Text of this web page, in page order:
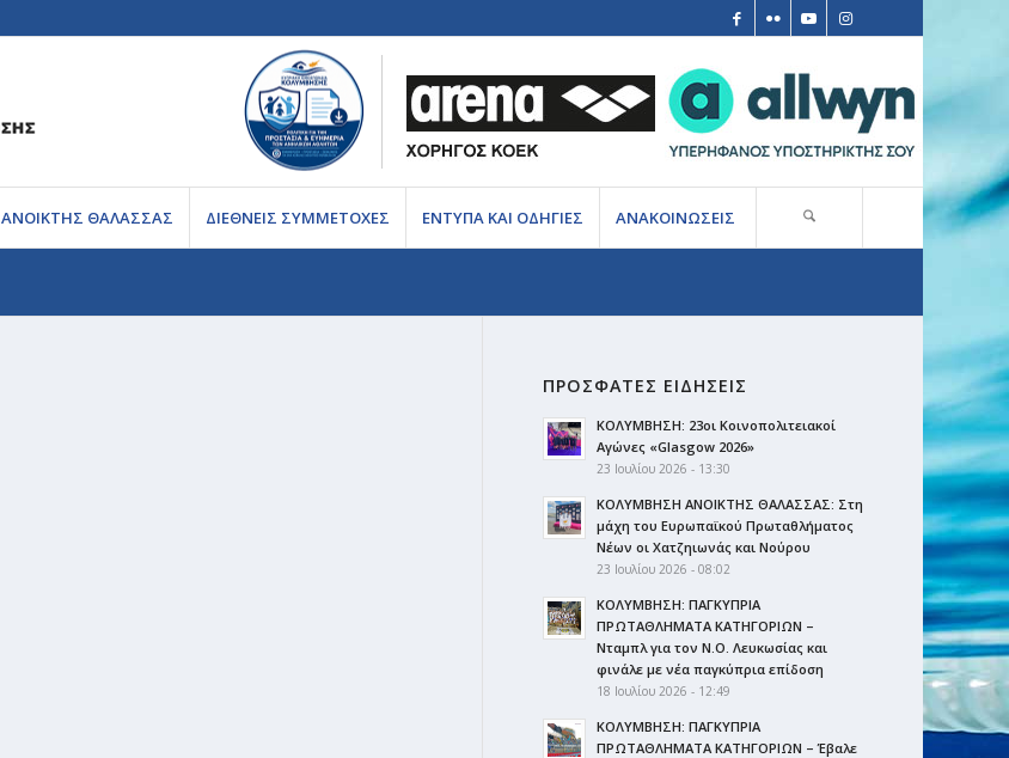
ΑΝΟΙΚΤΗΣ ΘΑΛΑΣΣΑΣ ΔΙΕΘΝΕΙΣ ΣΥΜΜΕΤΟΧΕΣ ΕΝΤΥΠΑ ΚΑΙ ΟΔΗΓΙΕΣ ΑΝΑΚΟΙΝΩΣΕΙΣ
ΠΡΟΣΦΑΤΕΣ ΕΙΔΗΣΕΙΣ
ΚΟΛΥΜΒΗΣΗ: 23οι Κοινοπολιτειακοί
Αγώνες «Glasgow 2026»
23 Ιουλίου 2026 - 13:30
ΚΟΛΥΜΒΗΣΗ ΑΝΟΙΚΤΗΣ ΘΑΛΑΣΣΑΣ: Στη
μάχη του Ευρωπαϊκού Πρωταθλήματος
Νέων οι Χατζηιωνάς και Νούρου
23 Ιουλίου 2026 - 08:02
ΚΟΛΥΜΒΗΣΗ: ΠΑΓΚΥΠΡΙΑ
ΠΡΩΤΑΘΛΗΜΑΤΑ ΚΑΤΗΓΟΡΙΩΝ –
Νταμπλ για τον Ν.Ο. Λευκωσίας και
φινάλε με νέα παγκύπρια επίδοση
18 Ιουλίου 2026 - 12:49
ΚΟΛΥΜΒΗΣΗ: ΠΑΓΚΥΠΡΙΑ
ΠΡΩΤΑΘΛΗΜΑΤΑ ΚΑΤΗΓΟΡΙΩΝ – Έβαλε